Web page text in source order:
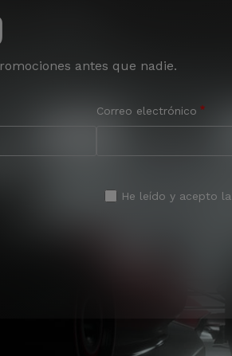
antes que nadie.
Correo electrónico
He leído y acepto la